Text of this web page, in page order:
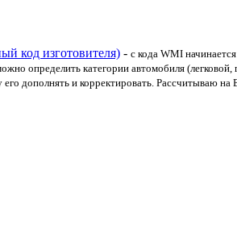
код изготовителя) - с кода WMI
определить категории автомобиля
дополнять и корректировать. Рассчитываю